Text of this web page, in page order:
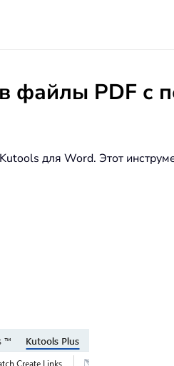
в файлы PDF с
для Word. Этот